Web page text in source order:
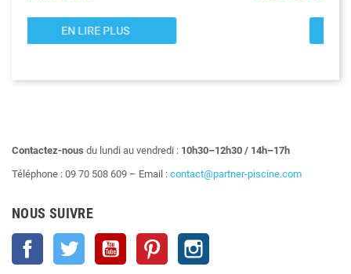
Contactez-nous du lundi au vendredi : 10h30–12h30 / 14h–17h
Téléphone : 09 70 508 609 – Email : contact@partner-piscine.com
NOUS SUIVRE
Facebook Twitter YouTube Pinterest